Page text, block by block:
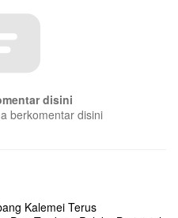
disini
berkomentar disini
Kalemei Terus